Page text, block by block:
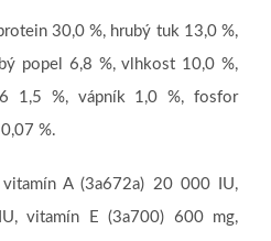
30,0 %, hrubý tuk 13,0 %,
popel 6,8 %, vlhkost 10,0 %,
1,5 %, vápník 1,0 %, fosfor
%.
vitamín A (3a672a) 20 000 IU,
vitamín E (3a700) 600 mg,